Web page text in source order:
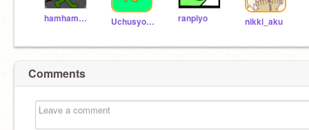
hamham2023 Uchusyounenn ranpiyo nikki_aku
Comments